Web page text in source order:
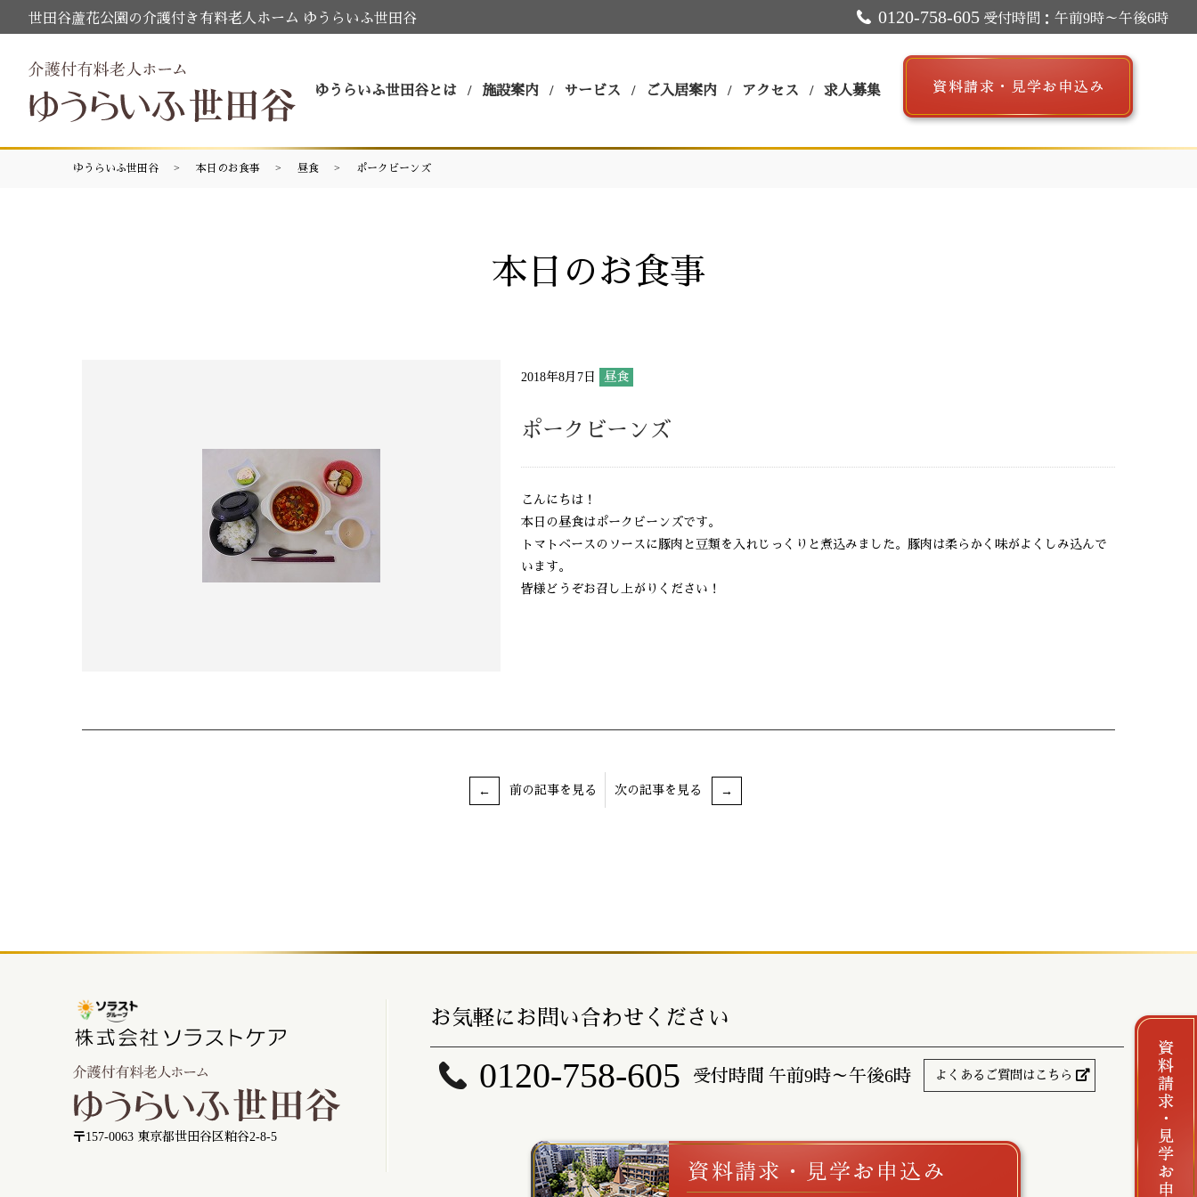
世田谷蘆花公園の介護付き有料老人ホーム ゆうらいふ世田谷 0120-758-605 受付時間：午前9時～午後6時
ゆうらいふ世田谷とは 施設案内 サービス ご入居案内 アクセス 求人募集
ゆうらいふ世田谷 本日のお食事 昼食 ポークビーンズ
本日のお食事
2018年8月7日 昼食
ポークビーンズ
こんにちは！
本日の昼食はポークビーンズです。
トマトベースのソースに豚肉と豆類を入れじっくりと煮込みました。豚肉は柔らかく味がよくしみ込んで
います。
皆様どうぞお召し上がりください！
前の記事を見る 次の記事を見る
〒157-0063 東京都世田谷区粕谷2-8-5
お気軽にお問い合わせください
0120-758-605 受付時間 午前9時～午後6時 よくあるご質問はこちら